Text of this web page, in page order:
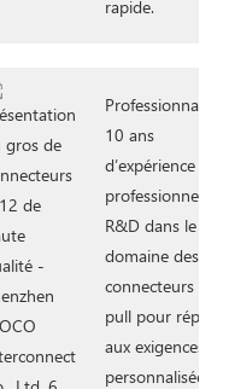
rapide.
10 ans
d’expérience
professionnelle
R&D dans le
domaine des
connecteurs
pull pour
aux exigences
personnalisées